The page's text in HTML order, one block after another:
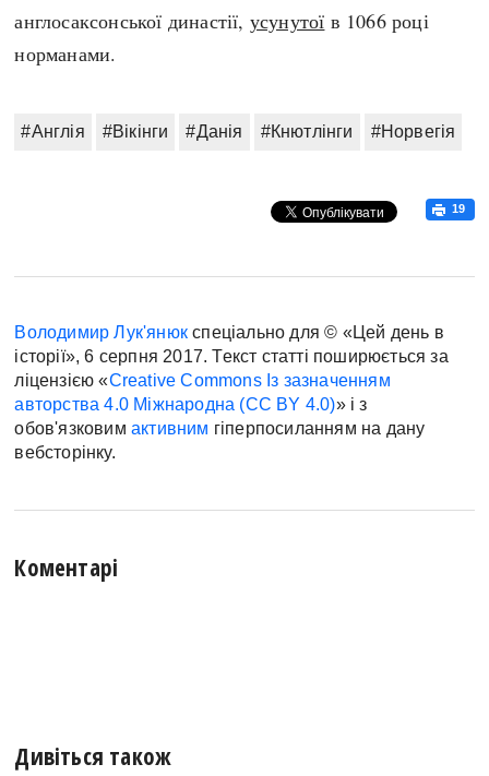
англосаксонської династії, усунутої в 1066 році
норманами.
#Англія #Вікінги #Данія #Кнютлінги #Норвегія
19
Володимир Лук'янюк спеціально для © «Цей день в
історії», 6 серпня 2017. Текст статті поширюється за
ліцензією «Creative Commons Із зазначенням
авторства 4.0 Міжнародна (CC BY 4.0)» і з
обов'язковимактивним гіперпосиланням на дану
вебсторінку.
Коментарі
Дивіться також